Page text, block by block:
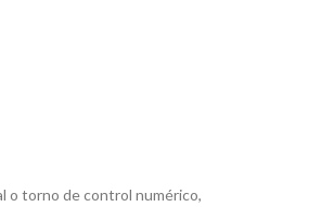
o torno de control numérico,